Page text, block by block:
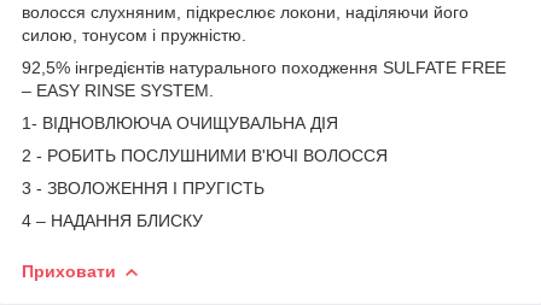
волосся слухняним, підкреслює локони, наділяючи його
силою, тонусом і пружністю.
92,5% інгредієнтів натурального походження SULFATE FREE
– EASY RINSE SYSTEM.
1- ВІДНОВЛЮЮЧА ОЧИЩУВАЛЬНА ДІЯ
2 - РОБИТЬ ПОСЛУШНИМИ В'ЮЧІ ВОЛОССЯ
3 - ЗВОЛОЖЕННЯ І ПРУГІСТЬ
4 – НАДАННЯ БЛИСКУ
Приховати